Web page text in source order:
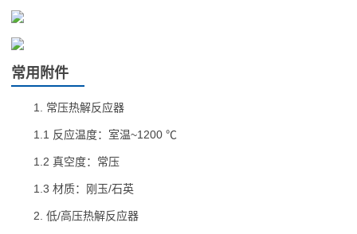
常用附件
1. 常压热解反应器
1.1 反应温度：室温~1200 ℃
1.2 真空度：常压
1.3 材质：刚玉/石英
2. 低/高压热解反应器